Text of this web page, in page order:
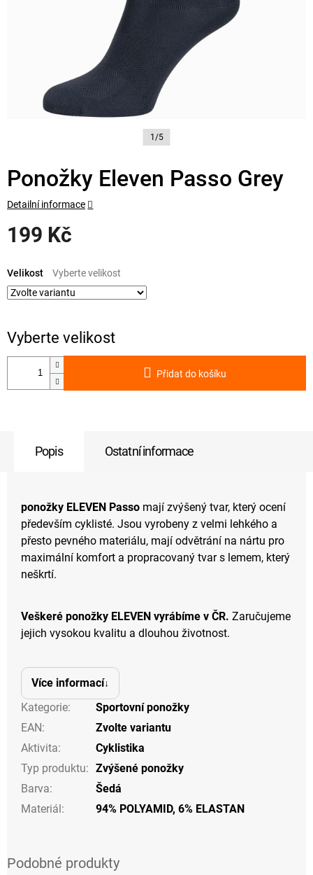
1/5
Ponožky Eleven Passo Grey
199 Kč
cena:
Velikost
Přidat do košíku
Detailní informace
Popis Ostatní informace
ponožky ELEVEN Passo mají zvýšený tvar, který ocení
především cyklisté. Jsou vyrobeny z velmi lehkého a
přesto pevného materiálu, mají odvětrání na nártu pro
maximální komfort a propracovaný tvar s lemem, který
neškrtí.
Veškeré ponožky ELEVEN vyrábíme v ČR. Zaručujeme
jejich vysokou kvalitu a dlouhou životnost.
Více informací
Kategorie:
Sportovní ponožky
EAN:
Zvolte variantu
Aktivita:
Cyklistika
Typ produktu: Zvýšené ponožky
Barva:
Šedá
Materiál: 94% POLYAMID, 6% ELASTAN